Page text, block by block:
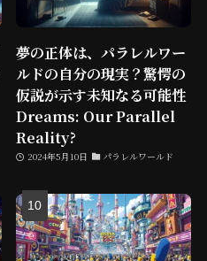
夢の正体は、パラレルワー
ルドの自分の現実？驚愕の
仮説が示す未知なる可能性
Dreams: Our Parallel
Reality?
2024年5月10日 パラレルワールド